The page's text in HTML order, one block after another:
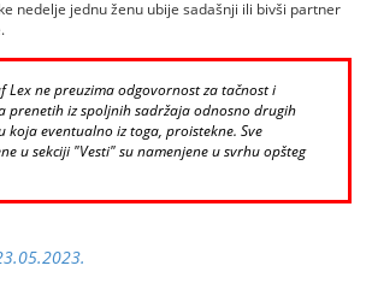
nedelje jednu ženu ubije sadašnji ili bivši partner
Lex ne preuzima odgovornost za tačnost i
prenetih iz spoljnih sadržaja odnosno drugih
koja eventualno iz toga, proistekne. Sve
u sekciji "Vesti" su namenjene u svrhu opšteg